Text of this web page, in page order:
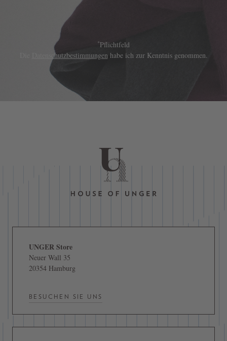
*Pflichtfeld
Datenschutzbestimmungen habe ich zur Kenntnis genommen.
UNGER Store
Neuer Wall 35
20354 Hamburg
BESUCHEN SIE UNS